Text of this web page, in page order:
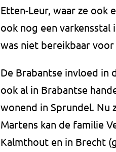
Etten-Leur, waar ze ook
ook nog een varkensstal
was niet bereikbaar
De Brabantse invloed in
ook al in Brabantse
wonend in Sprundel. Nu
Martens kan de familie
Kalmthout en in Brecht